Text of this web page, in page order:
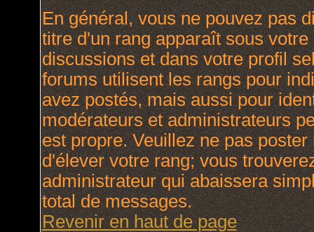
En général, vous ne pouvez pas
titre d'un rang apparaît sous
discussions et dans votre profil
forums utilisent les rangs pour
avez postés, mais aussi pour
modérateurs et administrateurs
est propre. Veuillez ne pas
d'élever votre rang; vous
administrateur qui abaissera
total de messages.
Revenir en haut de page